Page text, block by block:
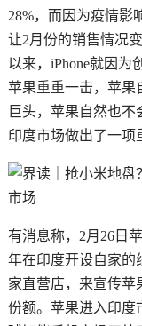
28%，而因为疫情影
让2月份的销售情况
以来，iPhone就因为
苹果重重一击，苹果
巨头，苹果自然也
印度市场做出了一项
有消息称，2月26日
年在印度开设自家的
家直营店，来宣传苹
份额。苹果进入印度